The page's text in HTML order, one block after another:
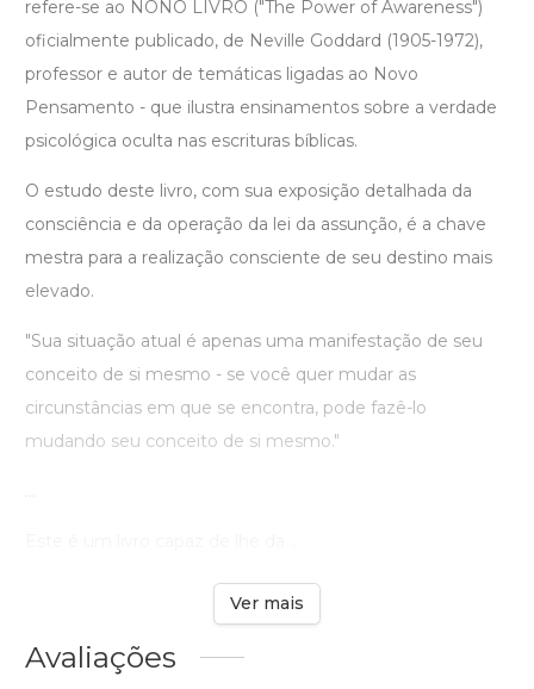
refere-se ao NONO LIVRO ("The Power of Awareness")
oficialmente publicado, de Neville Goddard (1905-1972),
professor e autor de temáticas ligadas ao Novo
Pensamento - que ilustra ensinamentos sobre a verdade
psicológica oculta nas escrituras bíblicas.
O estudo deste livro, com sua exposição detalhada da
consciência e da operação da lei da assunção, é a chave
mestra para a realização consciente de seu destino mais
elevado.
"Sua situação atual é apenas uma manifestação de seu
conceito de si mesmo - se você quer mudar as
circunstâncias em que se encontra, pode fazê-lo
mudando seu conceito de si mesmo."
...
Ver mais
Avaliações